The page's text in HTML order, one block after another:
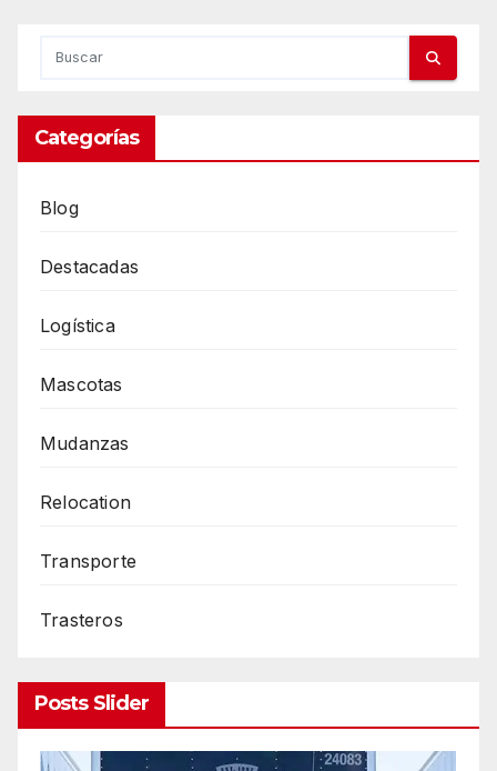
Categorías
Blog
Destacadas
Logística
Mascotas
Mudanzas
Relocation
Transporte
Trasteros
Posts Slider